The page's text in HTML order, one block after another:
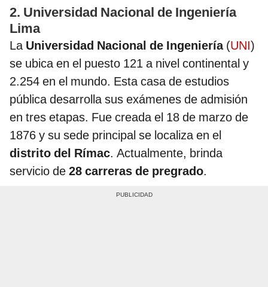
2. Universidad Nacional de Ingeniería
Lima
La Universidad Nacional de Ingeniería(UNI)
se ubica en el puesto 121 a nivel continental y
2.254 en el mundo. Esta casa de estudios
pública desarrolla sus exámenes de admisión
en tres etapas. Fue creada el 18 de marzo de
1876 y su sede principal se localiza en el
distrito del Rímac. Actualmente, brinda
servicio de 28 carreras de pregrado.